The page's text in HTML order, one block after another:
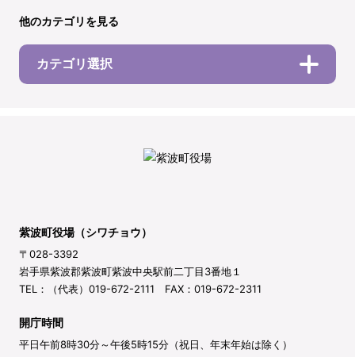
他のカテゴリを見る
カテゴリ選択
紫波町役場（シワチョウ）
〒028-3392
岩手県紫波郡紫波町紫波中央駅前二丁目3番地１
TEL：（代表）019-672-2111 FAX：019-672-2311
開庁時間
平日午前8時30分～午後5時15分（祝日、年末年始は除く）